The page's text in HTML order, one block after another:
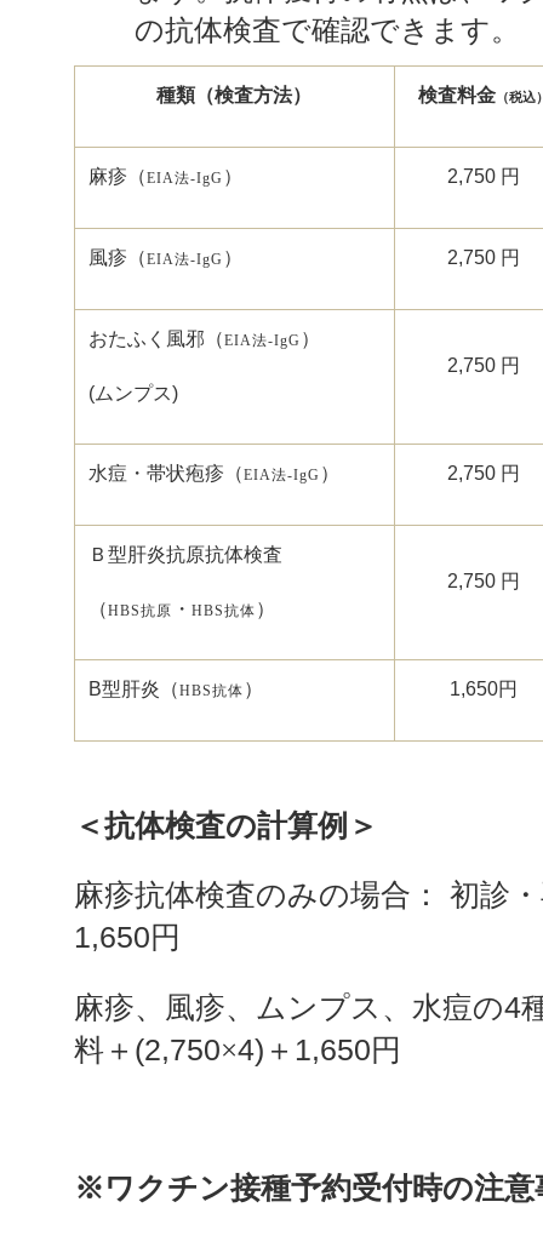
の抗体検査で確認できます。
種類（検査方法） 検査料金 （税込
麻疹（EIA法-IgG ） 2,750 円
風疹（EIA法-IgG ） 2,750 円
おたふく風邪（EIA法-IgG ）
(ムンプス)
2,750 円
水痘・帯状疱疹（EIA法-IgG ） 2,750 円
Ｂ型肝炎抗原抗体検査
（HBS抗原 ・ HBS抗体 ）
2,750 円
B型肝炎（HBS抗体 ） 1,650円
＜抗体検査の計算例＞
麻疹抗体検査のみの場合：
初診
1,650円
麻疹、風疹、ムンプス、水痘の4
料＋(2,750×4) ＋ 1,650円
※ワクチン接種予約受付時の注意